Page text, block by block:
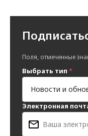
Поля, отмеченные
Выбрать тип *
Электронная